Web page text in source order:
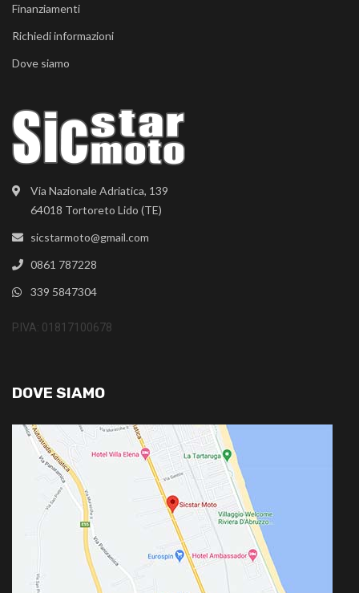
Via Nazionale Adriatica, 139
64018 Tortoreto Lido (TE)
sicstarmoto@gmail.com
0861 787228
339 5847304
P.IVA: 01817100678
Finanziamenti
Richiedi informazioni
Dove siamo
DOVE SIAMO